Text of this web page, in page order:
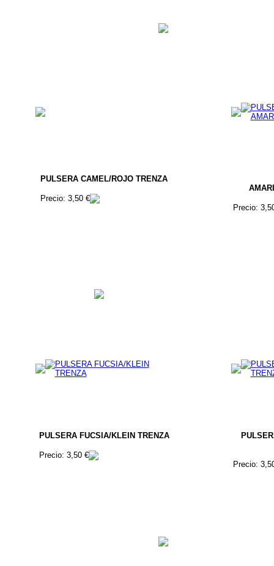
PULSERA CAMEL/ROJO TRENZA
Precio: 3,50 €
Precio:
PULSERA FUCSIA/KLEIN TRENZA
Precio: 3,50 €
Precio: